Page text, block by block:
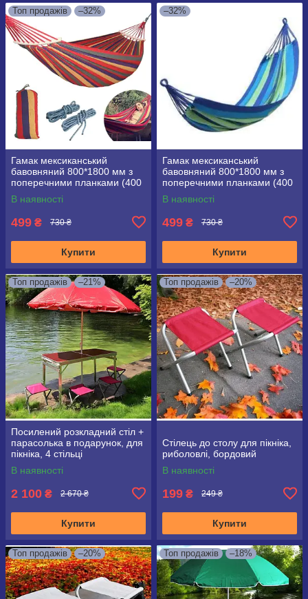
Топ продажів –32%
Гамак мексиканський
бавовняний 800*1800 мм з
поперечними планками (400
мм) у чохлі
В наявності
499 ₴ 730 ₴
Купити
–32%
Гамак мексиканський
бавовняний 800*1800 мм з
поперечними планками (400
мм) у чохлі, синій
В наявності
499 ₴ 730 ₴
Купити
Топ продажів –21%
Посилений розкладний стіл +
парасолька в подарунок, для
пікніка, 4 стільці
В наявності
2 100 ₴ 2 670 ₴
Купити
Топ продажів –20%
Стілець до столу для пікніка,
риболовлі, бордовий
В наявності
199 ₴ 249 ₴
Купити
Топ продажів –20% Топ продажів –18%